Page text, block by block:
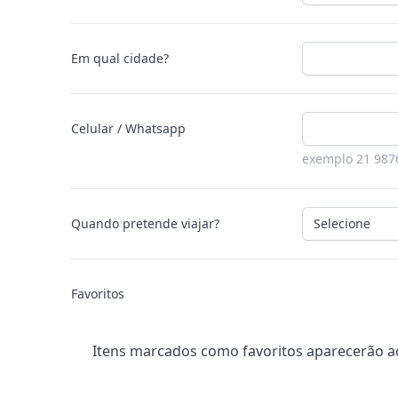
Em qual cidade?
Celular / Whatsapp
exemplo 21
Quando pretende viajar?
Favoritos
Itens marcados como favoritos aparecerão